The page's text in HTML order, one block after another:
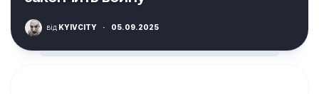
від KYIVCITY · 05.09.2025